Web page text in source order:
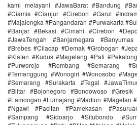
kami melayani #JawaBarat #Bandung
#Ciamis #Cianjur #Cirebon #Garut
#Majalengka #Pangandaran #Purwakarta
#Banjar #Bekasi #Cimahi #Cirebon
#JawaTengah #Banjarnegara
#Brebes #Cilacap #Demak #Grobogan
#Klaten #Kudus #Magelang #Pati
#Purworejo #Rembang #Semarang
#Temanggung #Wonogiri #Wonosobo
#Semarang #Surakarta #Tegal
#Blitar #Bojonegoro #Bondowoso
#Lamongan #Lumajang #Madiun #Magetan
#Ngawi #Pacitan #Pamekasan
#Sampang #Sidoarjo #Situbondo